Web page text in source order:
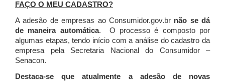
FAÇO O MEU CADASTRO?
A adesão de empresas ao Consumidor.gov.br não se dá
de maneira automática. O processo é composto por
algumas etapas, tendo início com a análise do cadastro da
empresa pela Secretaria Nacional do Consumidor –
Senacon.
Destaca-se que atualmente a adesão de novas